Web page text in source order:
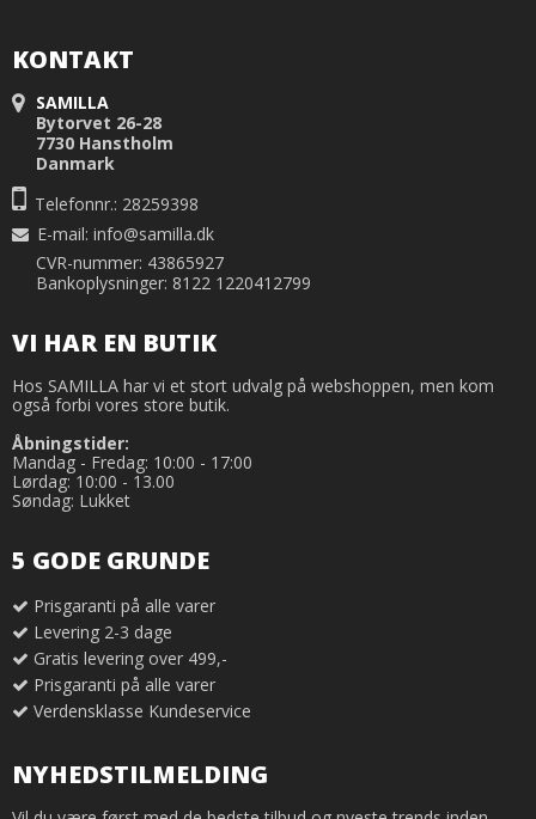
KONTAKT
SAMILLA
Bytorvet 26-28
7730 Hanstholm
Danmark
Telefonnr.: 28259398
E-mail: info@samilla.dk
CVR-nummer: 43865927
Bankoplysninger: 8122 1220412799
VI HAR EN BUTIK
Hos SAMILLA har vi et stort udvalg på webshoppen, men kom
også forbi vores store butik.
Åbningstider:
Mandag - Fredag: 10:00 - 17:00
Lørdag: 10:00 - 13.00
Søndag: Lukket
5 GODE GRUNDE
Prisgaranti på alle varer
Levering 2-3 dage
Gratis levering over 499,-
Prisgaranti på alle varer
Verdensklasse Kundeservice
NYHEDSTILMELDING